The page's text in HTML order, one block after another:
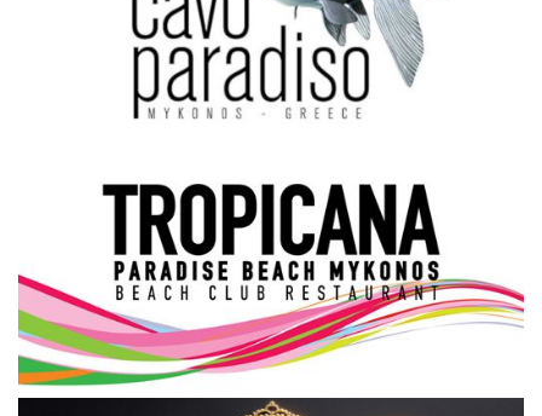
Σεβασμιώτατος Δωρόθεος Β’
Cost Of Living Crisis
Opinion + Analysis
L’Art des Sens